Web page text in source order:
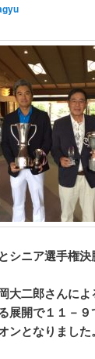
ニア選手権決
大二郎さんに
展開で１１－
となりました。